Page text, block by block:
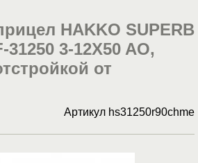
HAKKO SUPERB
31250 3-12X50 AO,
от
Артикул hs31250r90chme